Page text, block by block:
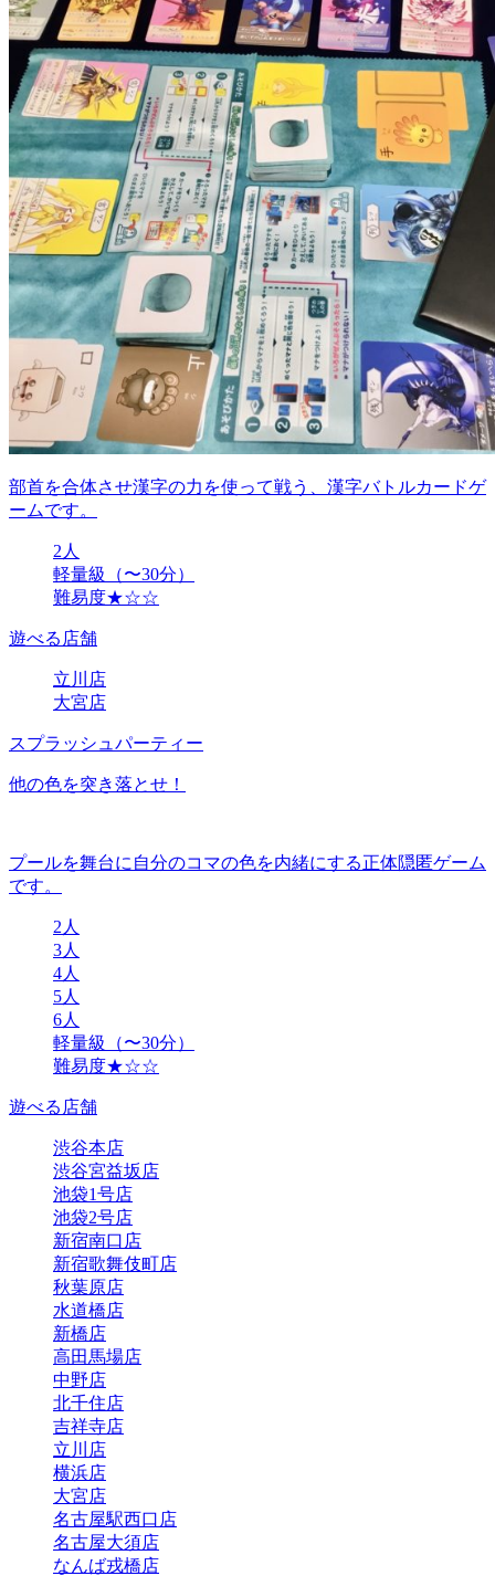
部首を合体させ漢字の力を使って戦う、漢字バトルカードゲ
ームです。
2人
軽量級（〜30分）
難易度★☆☆
遊べる店舗
立川店
大宮店
スプラッシュパーティー
他の色を突き落とせ！
プールを舞台に自分のコマの色を内緒にする正体隠匿ゲーム
です。
2人
3人
4人
5人
6人
軽量級（〜30分）
難易度★☆☆
遊べる店舗
渋谷本店
渋谷宮益坂店
池袋1号店
池袋2号店
新宿南口店
新宿歌舞伎町店
秋葉原店
水道橋店
新橋店
高田馬場店
中野店
北千住店
吉祥寺店
立川店
横浜店
大宮店
名古屋駅西口店
名古屋大須店
なんば戎橋店